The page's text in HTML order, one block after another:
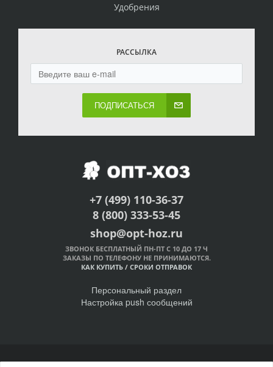
Удобрения
РАССЫЛКА
ПОДПИСАТЬСЯ
+7 (499) 110-36-37
8 (800) 333-53-45
shop@opt-hoz.ru
ЗВОНОК БЕСПЛАТНЫЙ ПН-ПТ С 10 ДО 17 Ч
ЗАКАЗЫ ПО ТЕЛЕФОНУ НЕ ПРИНИМАЮТСЯ.
КАК КУПИТЬ / СРОКИ ОТПРАВОК
Персональный раздел
Настройка push сообщений
© Интернет-магазин ОПТ-ХОЗ, 2011-2026